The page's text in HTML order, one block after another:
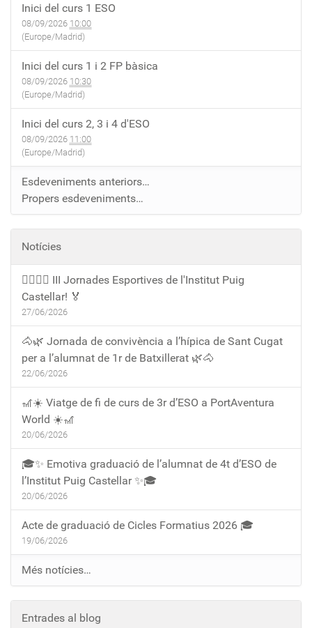
Inici del curs 1 ESO
08/09/2026 10:00
(Europe/Madrid)
Inici del curs 1 i 2 FP bàsica
08/09/2026 10:30
(Europe/Madrid)
Inici del curs 2, 3 i 4 d'ESO
08/09/2026 11:00
(Europe/Madrid)
Esdeveniments anteriors…
Propers esdeveniments…
Notícies
🏃‍♀️🏃‍♂️ III Jornades Esportives de l'Institut Puig
Castellar! 🏅
27/06/2026
🐴🌿 Jornada de convivència a l’hípica de Sant Cugat
per a l’alumnat de 1r de Batxillerat 🌿🐴
22/06/2026
🎢☀️ Viatge de fi de curs de 3r d’ESO a PortAventura
World ☀️🎢
20/06/2026
🎓✨ Emotiva graduació de l’alumnat de 4t d’ESO de
l’Institut Puig Castellar ✨🎓
20/06/2026
Acte de graduació de Cicles Formatius 2026 🎓
19/06/2026
Més notícies…
Entrades al blog